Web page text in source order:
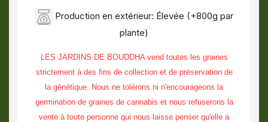
Production en extérieur: Élevée (+800g par
plante)
LES JARDINS DE BOUDDHA vend toutes les graines
strictement à des fins de collection et de préservation de
la génétique. Nous ne tolérons ni n'encourageons la
germination de graines de cannabis et nous refuserons la
vente à toute personne qui nous laisse penser qu'elle a